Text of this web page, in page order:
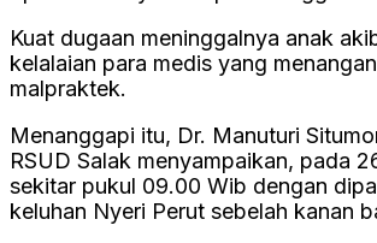
Kuat dugaan meninggalnya anak
kelalaian para medis yang
malpraktek.
Menanggapi itu, Dr. Manuturi
RSUD Salak menyampaikan, pada
sekitar pukul 09.00 Wib dengan
keluhan Nyeri Perut sebelah kanan